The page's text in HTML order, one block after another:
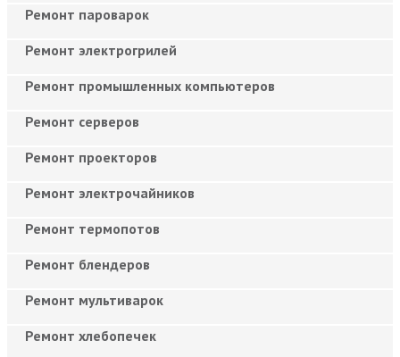
Ремонт пароварок
Ремонт электрогрилей
Ремонт промышленных компьютеров
Ремонт серверов
Ремонт проекторов
Ремонт электрочайников
Ремонт термопотов
Ремонт блендеров
Ремонт мультиварок
Ремонт хлебопечек